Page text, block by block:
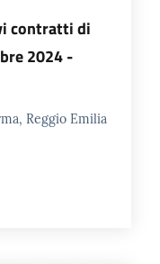
contratti di
2024 -
Reggio Emilia